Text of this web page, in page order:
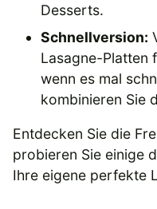
Desserts.
Schnellversion:
Lasagne-Platten
wenn es mal
kombinieren Sie
Entdecken Sie die
probieren Sie einige
Ihre eigene perfekte